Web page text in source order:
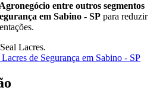
entre outros segmentos
em Sabino - SP para reduzir
de Segurança em Sabino - SP